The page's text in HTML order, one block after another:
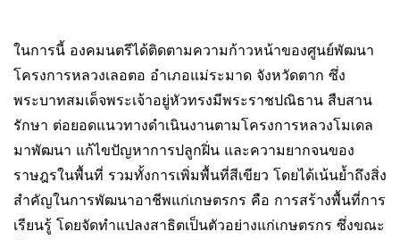
ในการนี้ องคมนตรีได้ติดตามความก้าวหน้าของศูนย์พัฒนา
โครงการหลวงเลอตอ อำเภอแม่ระมาด จังหวัดตาก ซึ่ง
พระบาทสมเด็จพระเจ้าอยู่หัวทรงมีพระราชปณิธาน สืบสาน
รักษา ต่อยอดแนวทางดำเนินงานตามโครงการหลวงโมเดล
มาพัฒนา แก้ไขปัญหาการปลูกฝิ่น และความยากจนของ
ราษฎรในพื้นที่ รวมทั้งการเพิ่มพื้นที่สีเขียว โดยได้เน้นย้ำถึงสิ่ง
สำคัญในการพัฒนาอาชีพแก่เกษตรกร คือ การสร้างพื้นที่การ
เรียนรู้ โดยจัดทำแปลงสาธิตเป็นตัวอย่างแก่เกษตรกร ซึ่งขณะ